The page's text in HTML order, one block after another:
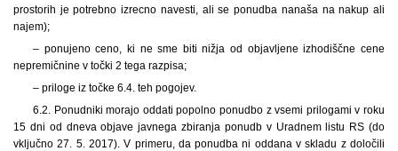
prostorih je potrebno izrecno navesti, ali se ponudba nanaša na nakup ali
najem);
– ponujeno ceno, ki ne sme biti nižja od objavljene izhodiščne cene
nepremičnine v točki 2 tega razpisa;
– priloge iz točke 6.4. teh pogojev.
6.2. Ponudniki morajo oddati popolno ponudbo z vsemi prilogami v roku
15 dni od dneva objave javnega zbiranja ponudb v Uradnem listu RS (do
vključno 27. 5. 2017). V primeru, da ponudba ni oddana v skladu z določili